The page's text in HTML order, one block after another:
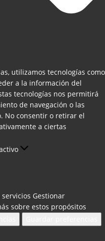
utilizamos tecnologías como
a la información del
tecnologías nos permitirá
de navegación o las
No consentir o retirar el
a ciertas
Gestionar
sobre estos propósitos